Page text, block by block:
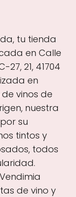
tu tienda
en Calle
21, 41704
en
vinos de
nuestra
su
tintos y
todos
de vino y